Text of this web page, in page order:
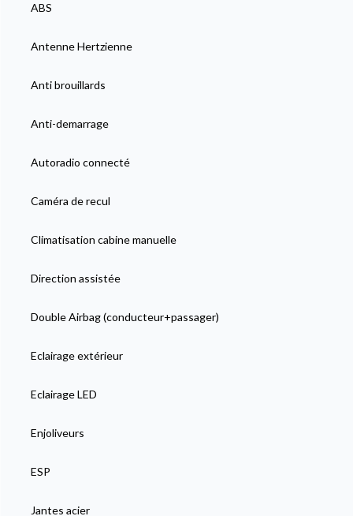
ABS
Antenne Hertzienne
Anti brouillards
Anti-demarrage
Autoradio connecté
Caméra de recul
Climatisation cabine manuelle
Direction assistée
Double Airbag (conducteur+passager)
Eclairage extérieur
Eclairage LED
Enjoliveurs
ESP
Jantes acier